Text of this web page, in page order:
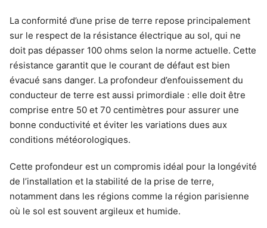
La conformité d’une prise de terre repose principalement
sur le respect de la résistance électrique au sol, qui ne
doit pas dépasser 100 ohms selon la norme actuelle. Cette
résistance garantit que le courant de défaut est bien
évacué sans danger. La profondeur d’enfouissement du
conducteur de terre est aussi primordiale : elle doit être
comprise entre 50 et 70 centimètres pour assurer une
bonne conductivité et éviter les variations dues aux
conditions météorologiques.
Cette profondeur est un compromis idéal pour la longévité
de l’installation et la stabilité de la prise de terre,
notamment dans les régions comme la région parisienne
où le sol est souvent argileux et humide.